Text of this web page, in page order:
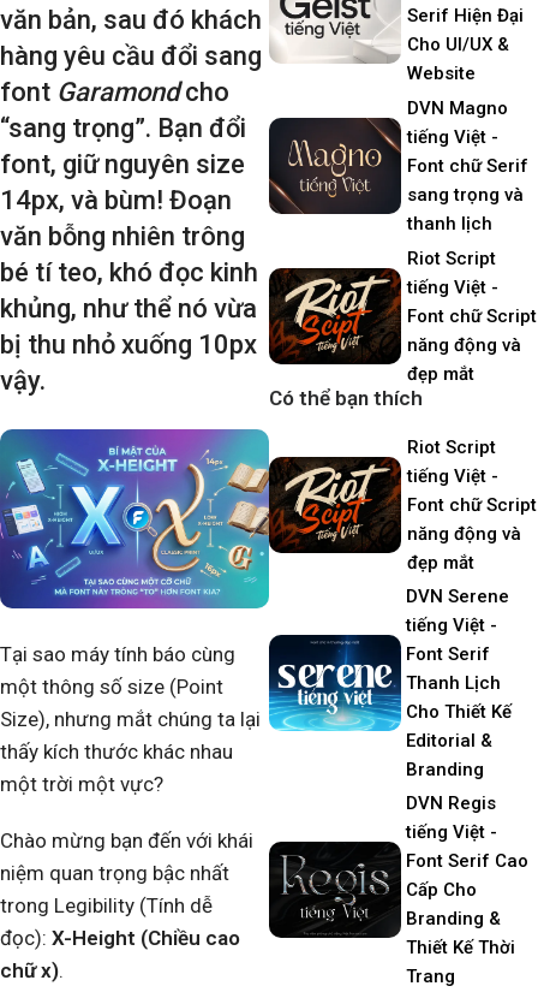
văn bản, sau đó khách
hàng yêu cầu đổi sang
font Garamondcho
“sang trọng”. Bạn đổi
font, giữ nguyên size
14px, và bùm! Đoạn
văn bỗng nhiên trông
bé tí teo, khó đọc kinh
khủng, như thể nó vừa
bị thu nhỏ xuống 10px
vậy.​
Tại sao máy tính báo cùng
một thông số size (Point
Size), nhưng mắt chúng ta lại
thấy kích thước khác nhau
một trời một vực?
Chào mừng bạn đến với khái
niệm quan trọng bậc nhất
trong Legibility (Tính dễ
đọc): X-Height (Chiều cao
chữ x).
Serif Hiện Đại
Cho UI/UX &
Website
DVN Magno
tiếng Việt -
Font chữ Serif
sang trọng và
thanh lịch
Riot Script
tiếng Việt -
Font chữ Script
năng động và
đẹp mắt
Có thể bạn thích
Riot Script
tiếng Việt -
Font chữ Script
năng động và
đẹp mắt
DVN Serene
tiếng Việt -
Font Serif
Thanh Lịch
Cho Thiết Kế
Editorial &
Branding
DVN Regis
tiếng Việt -
Font Serif Cao
Cấp Cho
Branding &
Thiết Kế Thời
Trang